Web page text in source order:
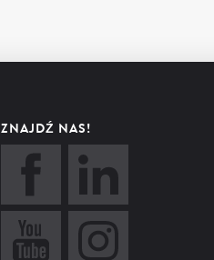
ZNAJDŹ NAS!